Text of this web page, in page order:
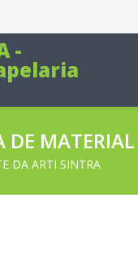
DA ARTI SINTRA